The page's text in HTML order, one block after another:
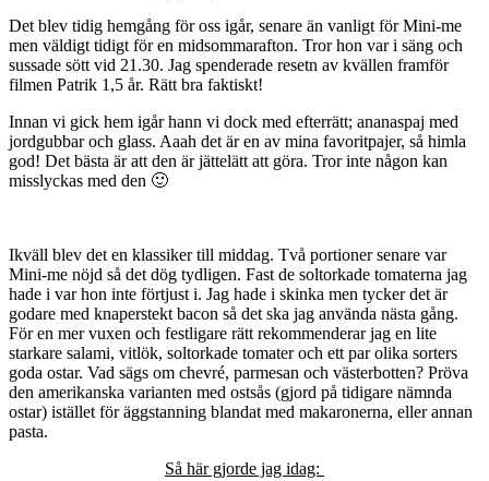
Det blev tidig hemgång för oss igår, senare än vanligt för Mini-me
men väldigt tidigt för en midsommarafton. Tror hon var i säng och
sussade sött vid 21.30. Jag spenderade resetn av kvällen framför
filmen Patrik 1,5 år. Rätt bra faktiskt!
Innan vi gick hem igår hann vi dock med efterrätt; ananaspaj med
jordgubbar och glass. Aaah det är en av mina favoritpajer, så himla
god! Det bästa är att den är jättelätt att göra. Tror inte någon kan
misslyckas med den 🙂
Ikväll blev det en klassiker till middag. Två portioner senare var
Mini-me nöjd så det dög tydligen. Fast de soltorkade tomaterna jag
hade i var hon inte förtjust i. Jag hade i skinka men tycker det är
godare med knaperstekt bacon så det ska jag använda nästa gång.
För en mer vuxen och festligare rätt rekommenderar jag en lite
starkare salami, vitlök, soltorkade tomater och ett par olika sorters
goda ostar. Vad sägs om chevré, parmesan och västerbotten? Pröva
den amerikanska varianten med ostsås (gjord på tidigare nämnda
ostar) istället för äggstanning blandat med makaronerna, eller annan
pasta.
Så här gjorde jag idag: